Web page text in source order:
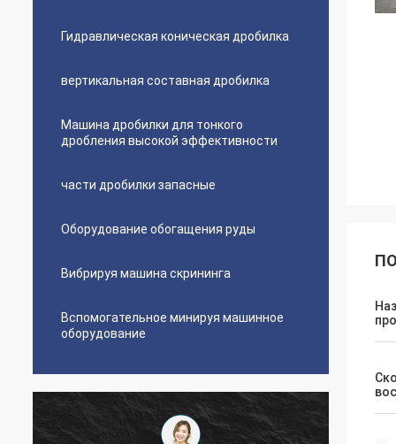
Гидравлическая коническая дробилка
вертикальная составная дробилка
Машина дробилки для тонкого
дробления высокой эффективности
части дробилки запасные
Оборудование обогащения руды
Вибрируя машина скрининга
Вспомогательное минируя машинное
оборудование